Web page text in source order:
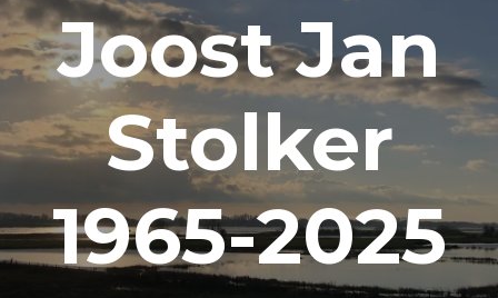
Joost Jan
Stolker
1965-2025